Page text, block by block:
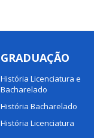
GRADUAÇÃO
História Licenciatura e
Bacharelado
História Bacharelado
História Licenciatura